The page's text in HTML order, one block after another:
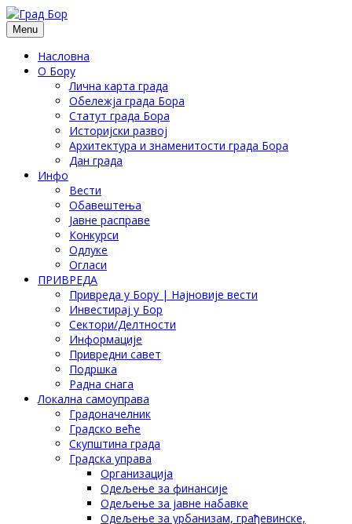
Menu
Насловна
О Бору
Лична карта града
Обележја града Бора
Статут града Бора
Историјски развој
Архитектура и знаменитости града Бора
Дан града
Инфо
Вести
Обавештења
Јавне расправе
Конкурси
Одлуке
Огласи
ПРИВРЕДА
Привреда у Бору | Најновије вести
Инвестирај у Бор
Сектори/Делтности
Информације
Привредни савет
Подршка
Радна снага
Локална самоуправа
Градоначелник
Градско веће
Скупштина града
Градска управа
Организација
Одељење за финансије
Одељење за јавне набавке
Одељење за урбанизам, грађевинске,